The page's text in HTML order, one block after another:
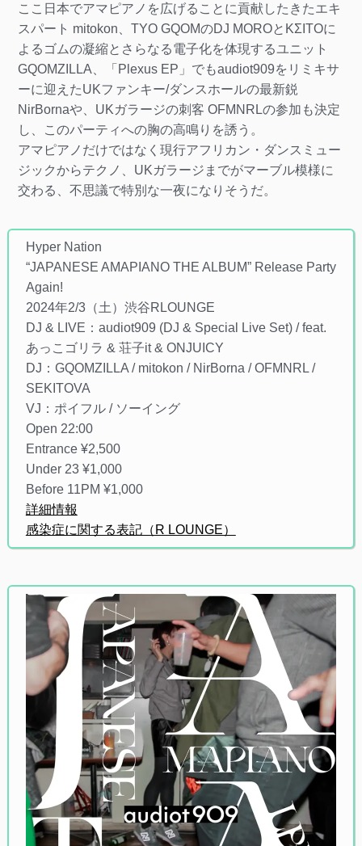
ここ日本でアマピアノを広げることに貢献したきたエキ
スパート mitokon、TYO GQOMのDJ MOROとKΣITOに
よるゴムの凝縮とさらなる電子化を体現するユニット
GQOMZILLA、「Plexus EP」でもaudiot909をリミキサ
ーに迎えたUKファンキー/ダンスホールの最新鋭
NirBornaや、UKガラージの刺客 OFMNRLの参加も決定
し、このパーティへの胸の高鳴りを誘う。
アマピアノだけではなく現行アフリカン・ダンスミュー
ジックからテクノ、UKガラージまでがマーブル模様に
交わる、不思議で特別な一夜になりそうだ。
Hyper Nation
“JAPANESE AMAPIANO THE ALBUM” Release Party
Again!
2024年2/3（土）渋谷RLOUNGE
DJ & LIVE：audiot909 (DJ & Special Live Set) / feat.
あっこゴリラ & 荘子it & ONJUICY
DJ：GQOMZILLA / mitokon / NirBorna / OFMNRL /
SEKITOVA
VJ：ポイフル / ソーイング
Open 22:00
Entrance ¥2,500
Under 23 ¥1,000
Before 11PM ¥1,000
詳細情報
感染症に関する表記（R LOUNGE）